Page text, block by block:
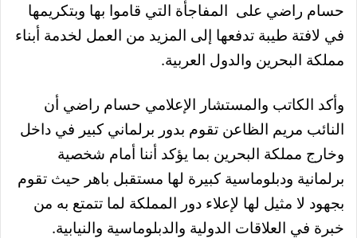
حسام راضي على المفاجأة التي قاموا بها وبتكريمها
في لافتة طيبة تدفعها إلى المزيد من العمل لخدمة أبناء
مملكة البحرين والدول العربية.
وأكد الكاتب والمستشار الإعلامي حسام راضي أن
النائب مريم الظاعن تقوم بدور برلماني كبير في داخل
وخارج مملكة البحرين بما يؤكد أننا أمام شخصية
برلمانية ودبلوماسية كبيرة لها مستقبل باهر حيث تقوم
بجهود لا مثيل لها لإعلاء دور المملكة لما تتمتع به من
خبرة في العلاقات الدولية والدبلوماسية والنيابية.